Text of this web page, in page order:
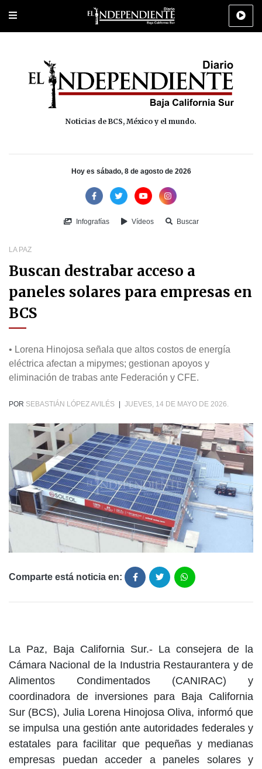
Portada Los Cabos Policiaca Deportes Cultura
Noticias de BCS, México y el mundo.
Hoy es sábado, 8 de agosto de 2026
Infografías Vídeos Buscar
LA PAZ
Buscan destrabar acceso a
paneles solares para empresas en
BCS
• Lorena Hinojosa señala que altos costos de energía
eléctrica afectan a mipymes; gestionan apoyos y
eliminación de trabas ante Federación y CFE.
POR SEBASTIÁN LÓPEZ AVILÉS JUEVES, 14 DE MAYO DE 2026.
Comparte está noticia en:
La Paz, Baja California Sur.- La consejera de la
Cámara Nacional de la Industria Restaurantera y de
Alimentos Condimentados (CANIRAC) y
coordinadora de inversiones para Baja California
Sur (BCS), Julia Lorena Hinojosa Oliva, informó que
se impulsa una gestión ante autoridades federales y
estatales para facilitar que pequeñas y medianas
empresas puedan acceder a paneles solares y